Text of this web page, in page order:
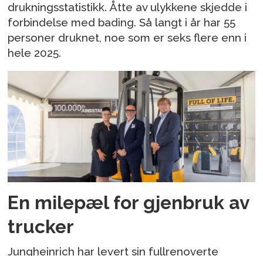
drukningsstatistikk. Åtte av ulykkene skjedde i
forbindelse med bading. Så langt i år har 55
personer druknet, noe som er seks flere enn i
hele 2025.
En milepæl for gjenbruk av
trucker
Jungheinrich har levert sin fullrenoverte